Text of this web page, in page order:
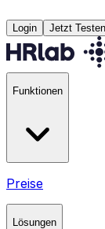
Login Jetzt Testen
Funktionen
Preise
Lösungen